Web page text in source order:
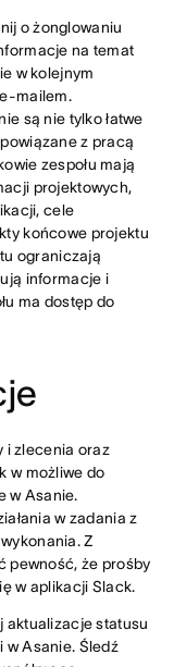
o żonglowaniu
na temat
w kolejnym
mailem.
są nie tylko łatwe
z pracą
zespołu mają
projektowych,
cele
końcowe projektu
ograniczają
informacje i
ma dostęp do
i zlecenia oraz
w możliwe do
w Asanie.
w zadania z
Z
pewność, że prośby
w aplikacji Slack.
aktualizacje statusu
w Asanie. Śledź